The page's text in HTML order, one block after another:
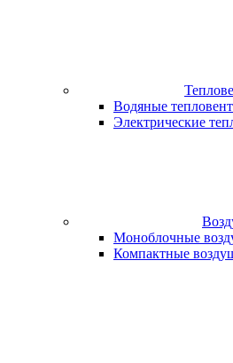
Водяные
Электрические
Моноблочные
Компактные